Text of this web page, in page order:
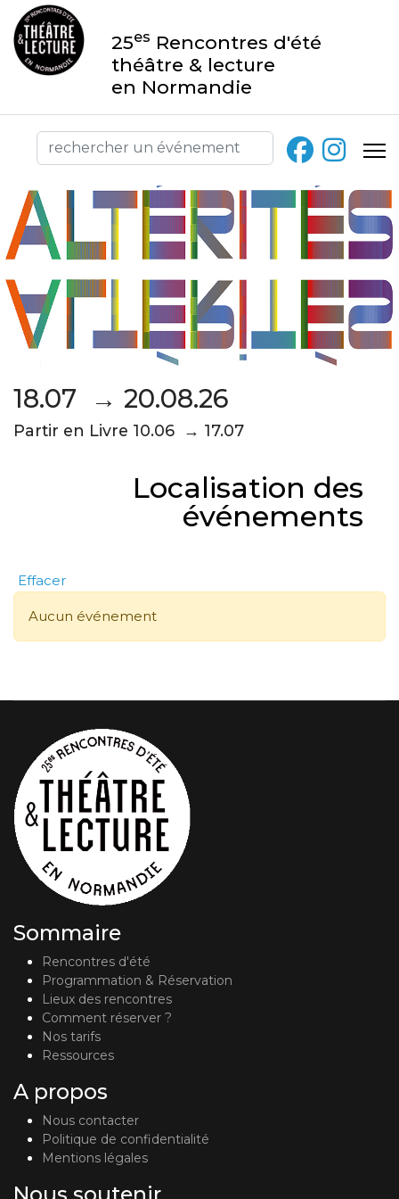
25es Rencontres d'été
théâtre & lecture
en Normandie
18.07 → 20.08.26
Partir en Livre 10.06 → 17.07
Localisation des
événements
Effacer
Aucun événement
Sommaire
Rencontres d'été
Programmation & Réservation
Lieux des rencontres
Comment réserver ?
Nos tarifs
Ressources
A propos
Nous contacter
Politique de confidentialité
Mentions légales